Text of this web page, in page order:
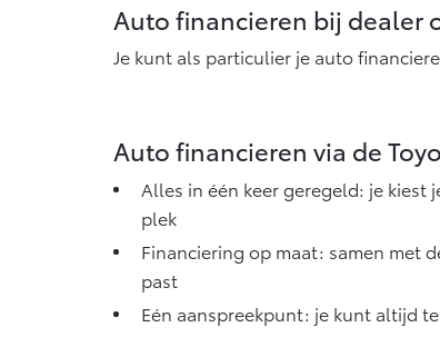
Auto financieren bij dealer
Je kunt als particulier je auto
Auto financieren via de
Alles in één keer geregeld: je
plek
Financiering op maat: samen met
past
Eén aanspreekpunt: je kunt altijd